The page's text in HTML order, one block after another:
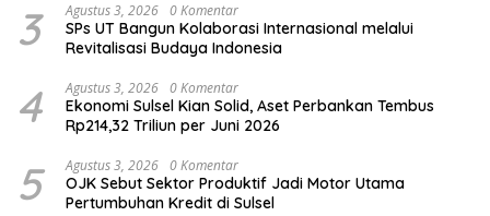
3 Agustus 3, 2026 0 Komentar
SPs UT Bangun Kolaborasi Internasional melalui
Revitalisasi Budaya Indonesia
4 Agustus 3, 2026 0 Komentar
Ekonomi Sulsel Kian Solid, Aset Perbankan Tembus
Rp214,32 Triliun per Juni 2026
5 Agustus 3, 2026 0 Komentar
OJK Sebut Sektor Produktif Jadi Motor Utama
Pertumbuhan Kredit di Sulsel